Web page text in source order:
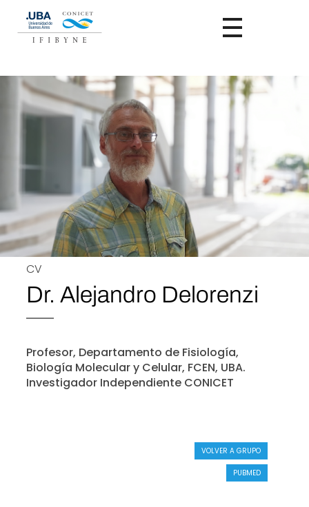
CV
Dr. Alejandro Delorenzi
Profesor, Departamento de Fisiología,
Biología Molecular y Celular, FCEN, UBA.
Investigador Independiente CONICET
PUBMED
VOLVER A GRUPO